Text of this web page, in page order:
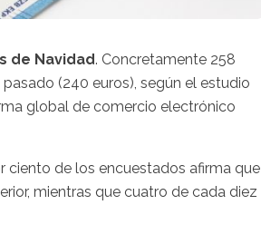
de Navidad. Concretamente 258
(240 euros), según el estudio
global de comercio electrónico
ciento de los encuestados afirma que
mientras que cuatro de cada diez